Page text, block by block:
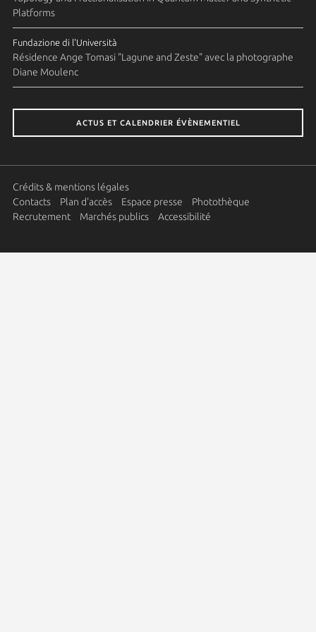
Platforms
Fundazione di l'Università
Résidence Ange Tomasi "Lagune and Zeste" avec la photographe
Diane Moulenc
ACTUS ET CALENDRIER ÉVÈNEMENTIEL
Crédits & mentions légales
Contacts
Plan d'accès Espace presse
Photothèque
Recrutement
Marchés publics Accessibilité